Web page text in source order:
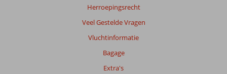
Herroepingsrecht
Veel Gestelde Vragen
Vluchtinformatie
Bagage
Extra's